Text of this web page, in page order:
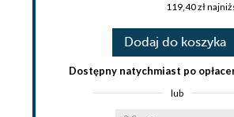
119,40 zł
Dodaj do koszyka
Dostępny natychmiast po
lub